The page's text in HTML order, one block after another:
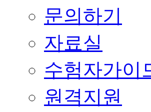
문의하기
자료실
수험자가이
원격지원